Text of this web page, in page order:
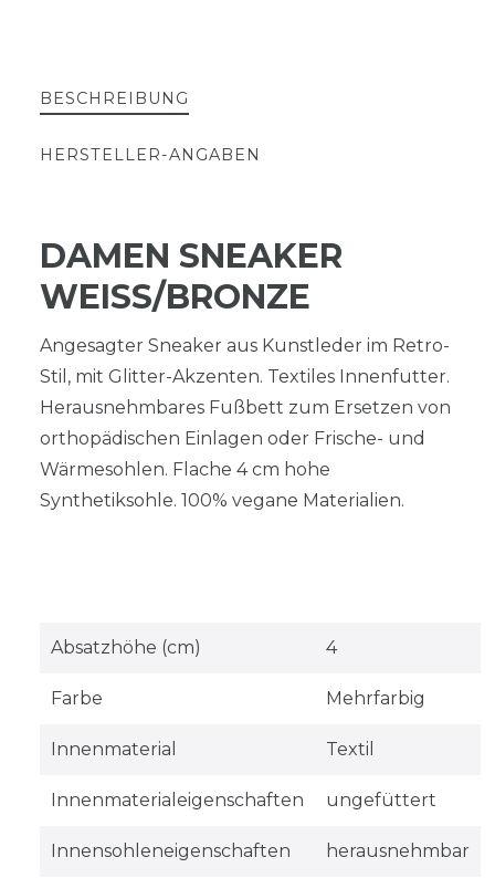
BESCHREIBUNG
HERSTELLER-ANGABEN
DAMEN SNEAKER
WEISS/BRONZE
Angesagter Sneaker aus Kunstleder im Retro-
Stil, mit Glitter-Akzenten. Textiles Innenfutter.
Herausnehmbares Fußbett zum Ersetzen von
orthopädischen Einlagen oder Frische- und
Wärmesohlen. Flache 4 cm hohe
Synthetiksohle. 100% vegane Materialien.
Absatzhöhe (cm) 4
Farbe Mehrfarbig
Innenmaterial Textil
Innenmaterialeigenschaften ungefüttert
Innensohleneigenschaften herausnehmbar